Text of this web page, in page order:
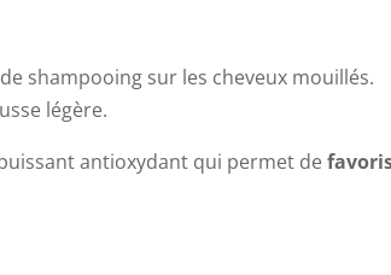
shampooing sur les cheveux mouillés.
légère.
antioxydant qui permet de